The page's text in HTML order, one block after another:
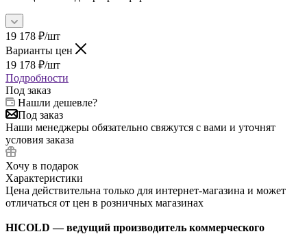
19 178 ₽/шт
Варианты цен
19 178 ₽/шт
Подробности
Под заказ
Нашли дешевле?
Под заказ
Наши менеджеры обязательно свяжутся с вами и уточнят
условия заказа
Хочу в подарок
Характеристики
Цена действительна только для интернет-магазина и может
отличаться от цен в розничных магазинах
HICOLD — ведущий производитель коммерческого